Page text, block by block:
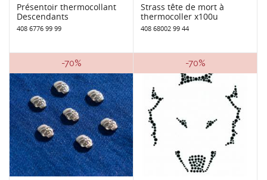
Présentoir thermocollant
Descendants
408 6776 99 99
Strass tête de mort à
thermocoller x100u
408 68002 99 44
-70% -70%